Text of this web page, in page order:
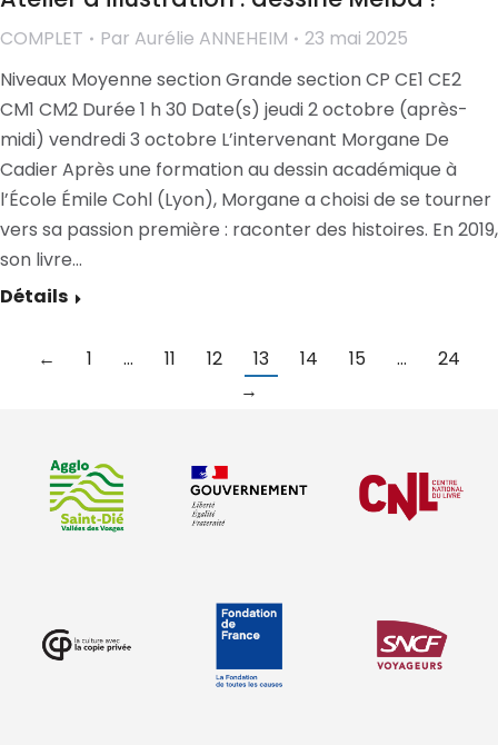
COMPLET Par Aurélie ANNEHEIM
23 mai 2025
Niveaux Moyenne section Grande section CP CE1 CE2
CM1 CM2 Durée 1 h 30 Date(s) jeudi 2 octobre (après-
midi) vendredi 3 octobre L’intervenant Morgane De
Cadier Après une formation au dessin académique à
l’École Émile Cohl (Lyon), Morgane a choisi de se tourner
vers sa passion première : raconter des histoires. En 2019,
son livre…
Détails
← 1 … 11 12 13 14 15 …
24
→